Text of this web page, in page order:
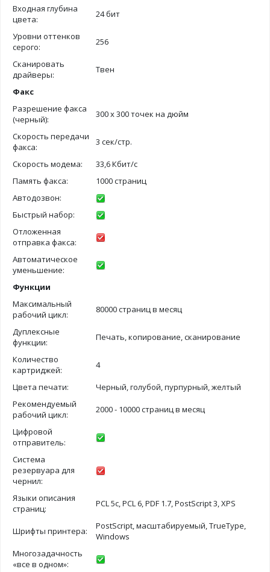
Входная глубина
цвета:
24 бит
Уровни оттенков
серого:
256
Сканировать
драйверы:
Твен
Факс
Разрешение факса
(черный):
300 х 300 точек на дюйм
Скорость передачи
факса:
3 сек/стр.
Скорость модема:
33,6 Кбит/с
Память факса:
1000 страниц
Автодозвон:
Быстрый набор:
Отложенная
отправка факса:
Автоматическое
уменьшение:
Функции
Максимальный
рабочий цикл:
80000 страниц в месяц
Дуплексные
функции:
Печать, копирование, сканирование
Количество
картриджей:
4
Цвета печати:
Черный, голубой, пурпурный, желтый
Рекомендуемый
рабочий цикл:
2000 - 10000 страниц в месяц
Цифровой
отправитель:
Система
резервуара для
чернил:
Языки описания
страниц:
PCL 5c, PCL 6, PDF 1.7, PostScript 3, XPS
Шрифты принтера:
PostScript, масштабируемый, TrueType,
Windows
Многозадачность
«все в одном»: